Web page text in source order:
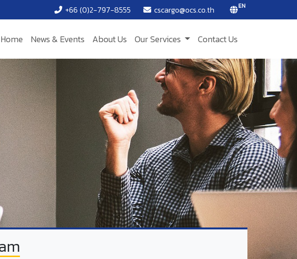
+66 (0)2-797-8555 cscargo@ocs.co.th EN
Home News & Events About Us Our Services Contact Us